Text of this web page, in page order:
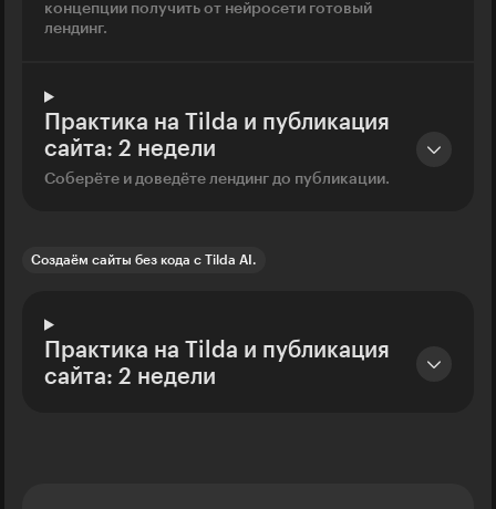
концепции получить от нейросети готовый
лендинг.
Практика на Tilda и публикация
сайта: 2 недели
Соберёте и доведёте лендинг до публикации.
Создаём сайты без кода с Tilda AI.
Практика на Tilda и публикация
сайта: 2 недели